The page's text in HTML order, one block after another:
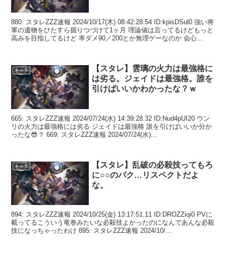
880: スタレZZZ速報 2024/10/17(木) 08:42:28.54 ID:kpisDSul0 強い将
軍の遺物をひたすら掘りつづけて1ヶ月 理論値は言ってるけどもっと
高みを目指してるけど 率ダメ90／200とか無理ゲーなのか 会心...
キャラ
【スタレ】雲璃の火力は最強格に
は劣る。ジェイドは最強格。誰を
引けばいいかわかったな？ｗ
665: スタレZZZ速報 2024/07/24(水) 14:39:28.32 ID:Nud4pUI20 ウン
リの火力は最強格には劣る ジェイドは最強格 誰を引けばいいか分か
ったな😎？ 669: スタレZZZ速報 2024/07/24(水)...
キャラ
【スタレ】乱破の必殺技ってもろ
に○○のパク…リスペクトだよ
な。
894: スタレZZZ速報 2024/10/25(金) 13:17:51.11 ID:DROZZiqi0 PVに
載ってるこういう竜巻みたいな必殺技よかったのになんであんな必殺
技になっちゃったわけ 895: スタレZZZ速報 2024/10/...